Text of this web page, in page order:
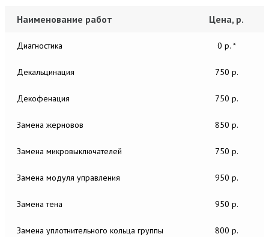
Наименование работ Цена, р.
Диагностика 0 р. *
Декальцинация 750 р.
Декофенация 750 р.
Замена жерновов 850 р.
Замена микровыключателей 750 р.
Замена модуля управления 950 р.
Замена тена 950 р.
Замена уплотнительного кольца группы 800 р.